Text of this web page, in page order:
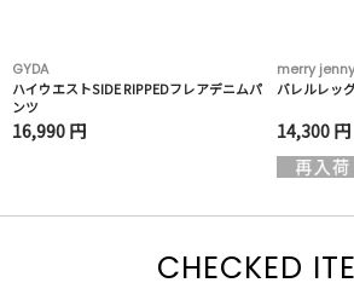
GYDA
ハイウエストSIDE RIPPEDフレアデニムパ
ンツ
16,990 円
merry jenny
バレルレッ
14,300 円
CHECKED